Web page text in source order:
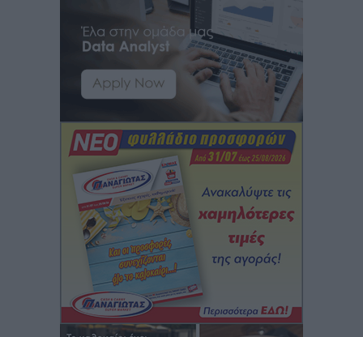
Εθνική Ανδρών: Ραντεβού στο Telekom Center Athens
πριν 2 ώρες
ΕΠΟ: Απέσυρε τη στήριξή της στην υποψηφιότητα
Αθλητικά• πριν 2 ώρες
Φοίβος Κω: Το «ευχαριστώ» για το 9ο Kos 3X3
Basketball Festival
πριν 3 ώρες
6ο Kalymnos 3X3: Ολοκληρώθηκε με μεγάλη επιτυχία,
νικητές οι VAR!
Αθλητικά• πριν 3 ώρες